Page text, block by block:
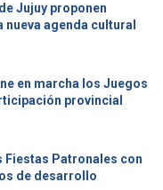
Jujuy proponen
agenda cultural
en marcha los Juegos
provincial
Fiestas Patronales con
de desarrollo